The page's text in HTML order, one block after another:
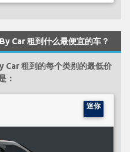
Car 租到什么最便宜的车？
Car 租到的每个类别的最低价
：
迷你